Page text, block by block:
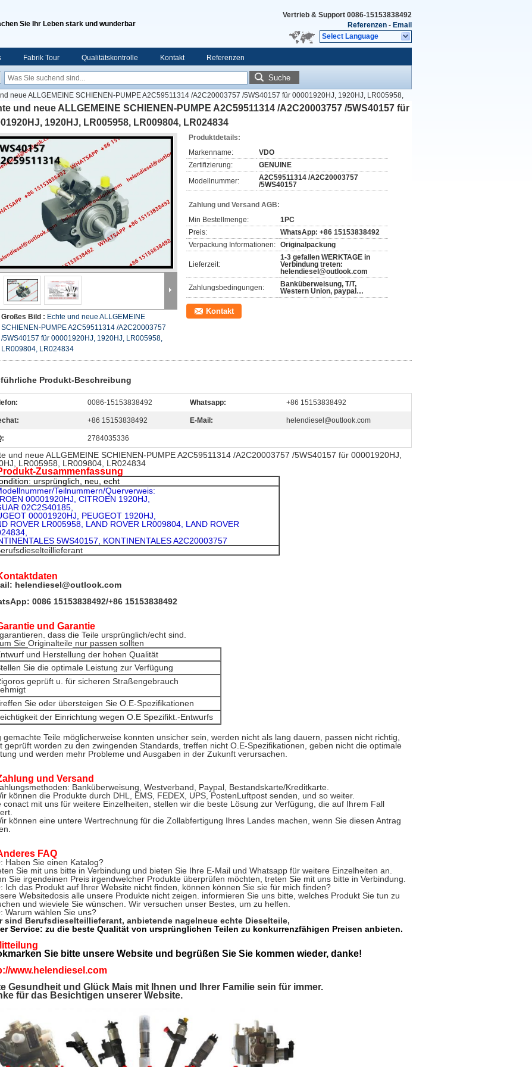
Sie Ihr Leben stark und wunderbar
Vertrieb & Support 0086-15153838492
Referenzen - Email
Select Language
Fabrik Tour Qualitätskontrolle Kontakt Referenzen
Suche
neue ALLGEMEINE SCHIENEN-PUMPE A2C59511314 /A2C20003757 /5WS40157 für 00001920HJ, 1920HJ, LR005958,
und neue ALLGEMEINE SCHIENEN-PUMPE A2C59511314 /A2C20003757 /5WS40157 für
1920HJ, LR005958, LR009804, LR024834
Großes Bild : Echte und neue ALLGEMEINE
SCHIENEN-PUMPE A2C59511314 /A2C20003757
/5WS40157 für 00001920HJ, 1920HJ, LR005958,
LR009804, LR024834
Produktdetails:
Markenname:
VDO
Zertifizierung:
GENUINE
Modellnummer:
A2C59511314 /A2C20003757
/5WS40157
Zahlung und Versand AGB:
Min Bestellmenge:
1PC
Preis:
WhatsApp: +86 15153838492
Verpackung Informationen: Originalpackung
Lieferzeit:
1-3 gefallen WERKTAGE in
Verbindung treten:
helendiesel@outlook.com
Zahlungsbedingungen:
Banküberweisung, T/T,
Western Union, paypal…
Kontakt
Produkt-Beschreibung
0086-15153838492 Whatsapp: +86 15153838492
+86 15153838492 E-Mail: helendiesel@outlook.com
2784035336
und neue ALLGEMEINE SCHIENEN-PUMPE A2C59511314 /A2C20003757 /5WS40157 für 00001920HJ,
LR005958, LR009804, LR024834
Zusammenfassung
: ursprünglich, neu, echt
Teilnummern/Querverweis:
00001920HJ, CITROEN 1920HJ,
02C2S40185,
00001920HJ, PEUGEOT 1920HJ,
ROVER LR005958, LAND ROVER LR009804, LAND ROVER
5WS40157, KONTINENTALES A2C20003757
helendiesel@outlook.com
0086 15153838492/+86 15153838492
und Garantie
dass die Teile ursprünglich/echt sind.
Sie Originalteile nur passen sollten
und Herstellung der hohen Qualität
Sie die optimale Leistung zur Verfügung
geprüft u. für sicheren Straßengebrauch
Sie oder übersteigen Sie O.E-Spezifikationen
der Einrichtung wegen O.E Spezifikt.-Entwurfs
gemachte Teile möglicherweise konnten unsicher sein, werden nicht als lang dauern, passen nicht richtig,
geprüft worden zu den zwingenden Standards, treffen nicht O.E-Spezifikationen, geben nicht die optimale
und werden mehr Probleme und Ausgaben in der Zukunft verursachen.
und Versand
Banküberweisung, Westverband, Paypal, Bestandskarte/Kreditkarte.
können die Produkte durch DHL, EMS, FEDEX, UPS, PostenLuftpost senden, und so weiter.
conact mit uns für weitere Einzelheiten, stellen wir die beste Lösung zur Verfügung, die auf Ihrem Fall
können eine untere Wertrechnung für die Zollabfertigung Ihres Landes machen, wenn Sie diesen Antrag
FAQ
Haben Sie einen Katalog?
Sie mit uns bitte in Verbindung und bieten Sie Ihre E-Mail und Whatsapp für weitere Einzelheiten an.
Sie irgendeinen Preis irgendwelcher Produkte überprüfen möchten, treten Sie mit uns bitte in Verbindung.
Ich das Produkt auf Ihrer Website nicht finden, können können Sie sie für mich finden?
Websitedosis alle unsere Produkte nicht zeigen. informieren Sie uns bitte, welches Produkt Sie tun zu
und wieviele Sie wünschen. Wir versuchen unser Bestes, um zu helfen.
Warum wählen Sie uns?
sind Berufsdieselteillieferant, anbietende nagelneue echte Dieselteile,
Service: zu die beste Qualität von ursprünglichen Teilen zu konkurrenzfähigen Preisen anbieten.
Sie bitte unsere Website und begrüßen Sie Sie kommen wieder, danke!
www.helendiesel.com
Gesundheit und Glück Mais mit Ihnen und Ihrer Familie sein für immer.
für das Besichtigen unserer Website.